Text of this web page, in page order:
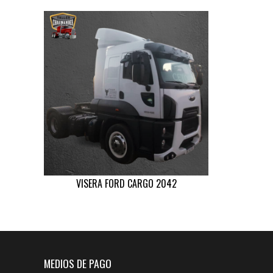
VISERA FORD CARGO 2042
MEDIOS DE PAGO